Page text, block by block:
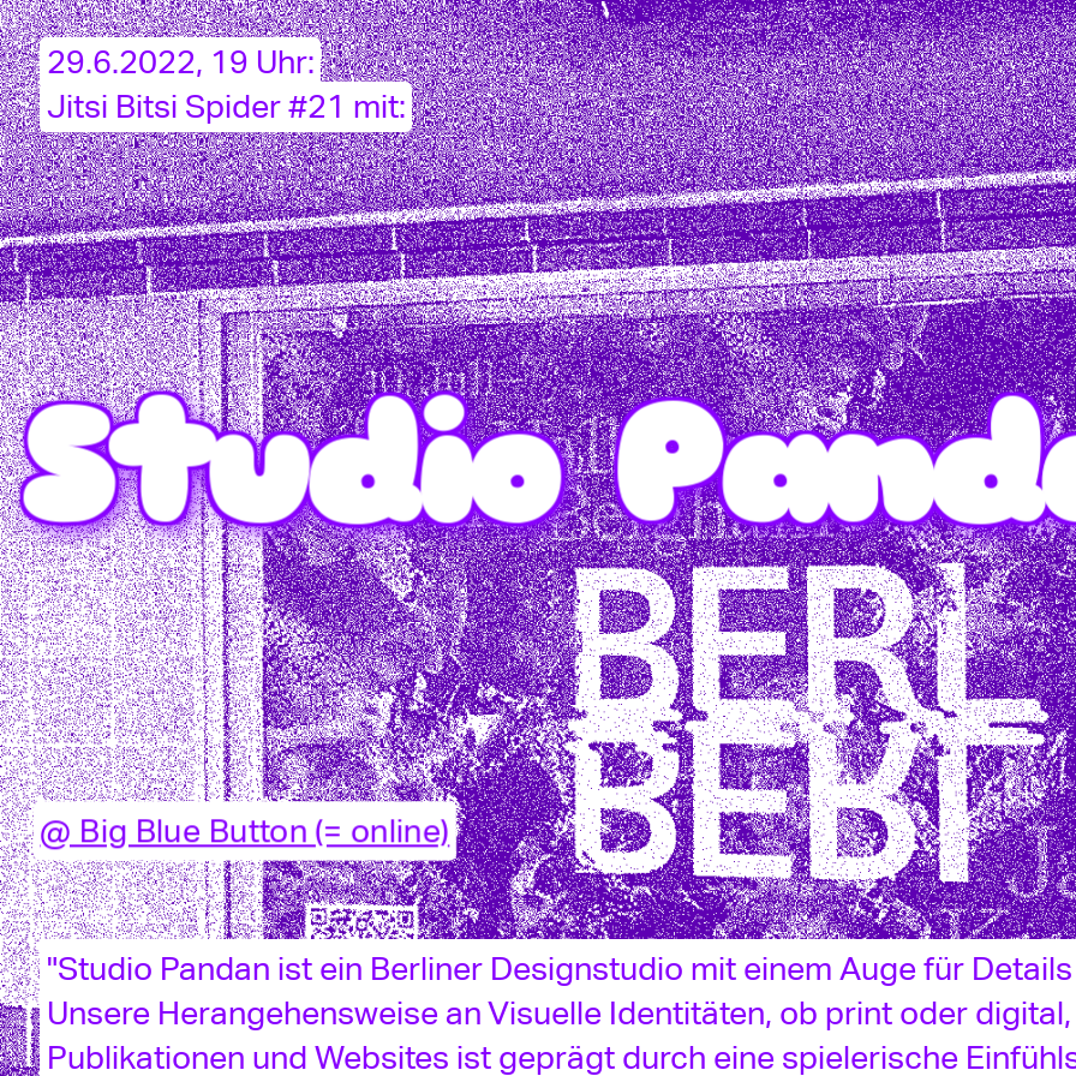
29.6.2022, 19 Uhr:
Jitsi Bitsi Spider #21 mit:
Studio
@ Big Blue Button (= online)
"Studio Pandan ist ein Berliner Designstudio mit einem Auge für
Unsere Herangehensweise an Visuelle Identitäten, ob print oder
Publikationen und Websites ist geprägt durch eine spielerische